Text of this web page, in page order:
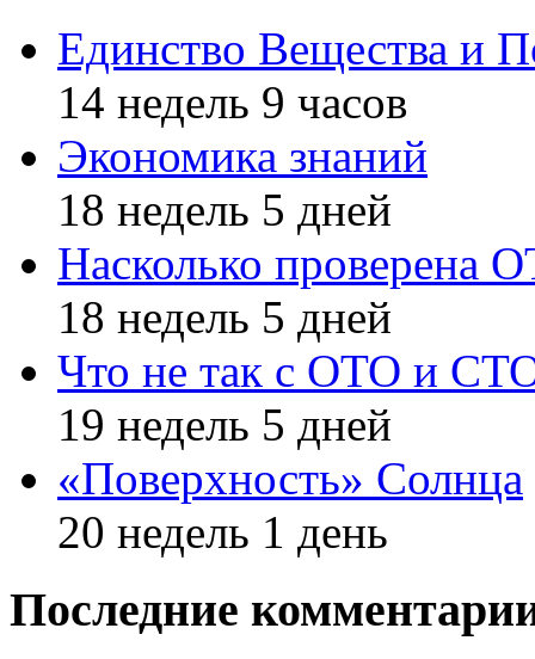
Единство Вещества и
14 недель 9 часов
Экономика знаний
18 недель 5 дней
Насколько проверена
18 недель 5 дней
Что не так с ОТО и
19 недель 5 дней
«Поверхность» Солнца
20 недель 1 день
Последние